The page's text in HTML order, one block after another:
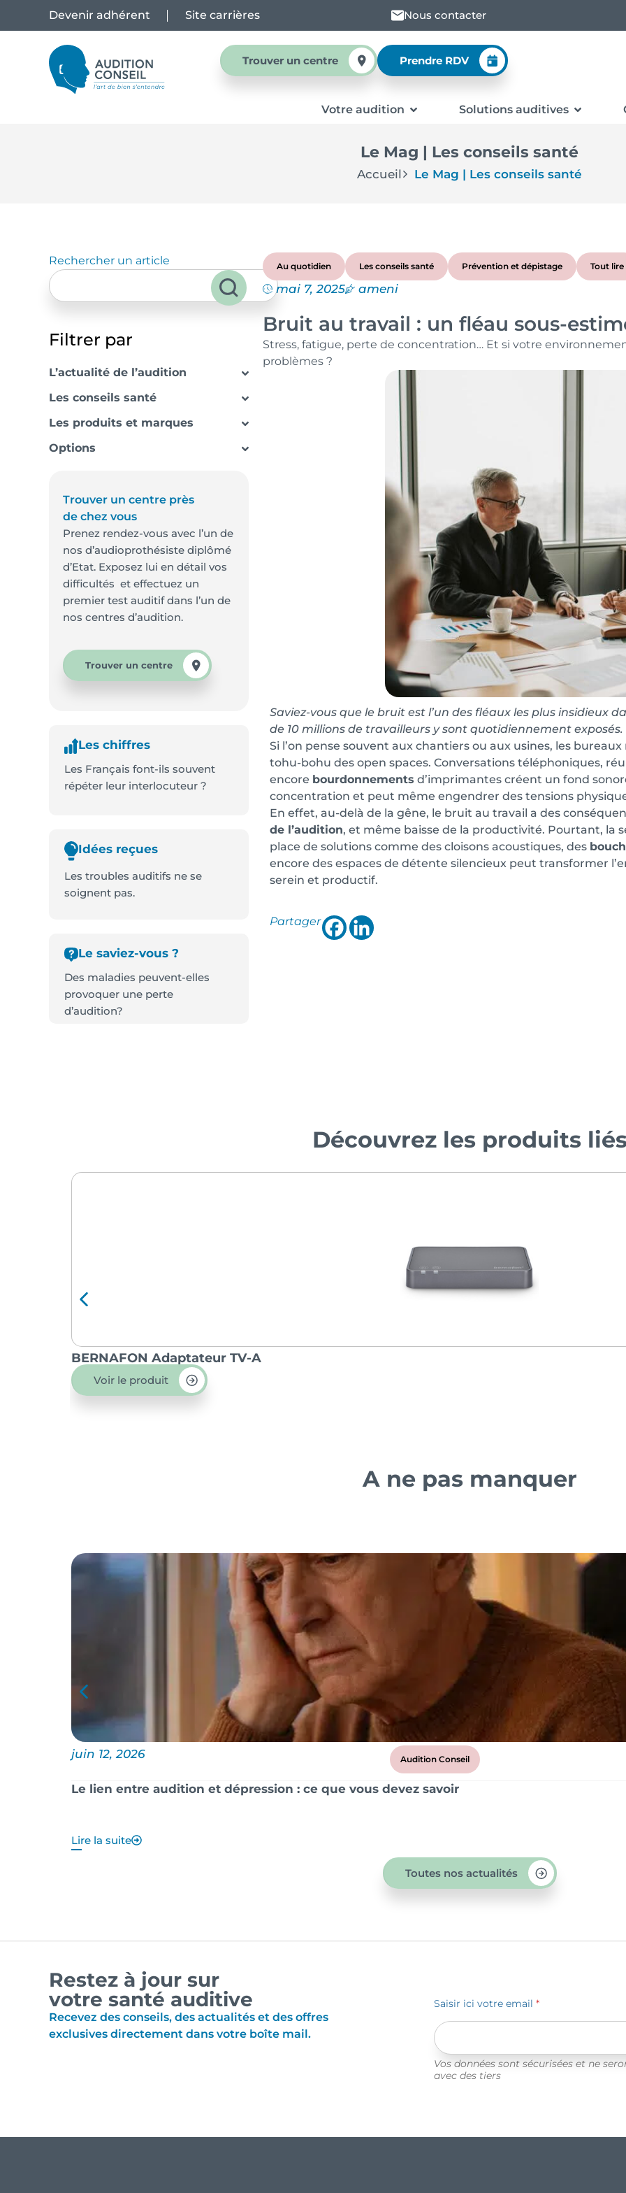
Devenir adhérent Site carrières Nous contacter
Trouver un centre Prendre RDV
Votre audition Solutions auditives
Le Mag | Les conseils santé
Accueil Le Mag | Les conseils santé
Rechercher un article
Filtrer par
L’actualité de l’audition
Les conseils santé
Les produits et marques
Options
Trouver un centre près
de chez vous
Prenez rendez-vous avec l’un de
nos d’audioprothésiste diplômé
d’Etat. Exposez lui en détail vos
difficultés et effectuez un
premier test auditif dans l’un de
nos centres d’audition.
Trouver un centre
Les chiffres
Les Français font-ils souvent
répéter leur interlocuteur ?
Idées reçues
Les troubles auditifs ne se
soignent pas.
Le saviez-vous ?
Des maladies peuvent-elles
provoquer une perte
d’audition?
Au quotidien Les conseils santé Prévention et dépistage Tout lire
mai 7, 2025 ameni
Bruit au travail : un fléau sous-
Stress, fatigue, perte de concentration… Et si votre
problèmes ?
Saviez-vous que le bruit est l’un des fléaux les plus insidieux
de 10 millions de travailleurs y sont quotidiennement exposés.
Si l’on pense souvent aux chantiers ou aux usines, les
tohu-bohu des open spaces. Conversations téléphoniques,
encore bourdonnements d’imprimantes créent un fond
concentration et peut même engendrer des tensions
En effet, au-delà de la gêne, le bruit au travail a des
de l’audition, et même baisse de la productivité. Pourtant, la
place de solutions comme des cloisons acoustiques, des
encore des espaces de détente silencieux peut transformer
serein et productif.
Partager
Découvrez les produits
BERNAFON Adaptateur TV-A
Voir le produit
A ne pas manquer
juin 12, 2026 Audition Conseil
Le lien entre audition et dépression : ce que vous devez savoir
Lire la suite
Toutes nos actualités
Restez à jour sur
votre santé auditive
Recevez des conseils, des actualités et des offres
exclusives directement dans votre boîte mail.
Saisir ici votre email *
Vos données sont sécurisées et ne
avec des tiers